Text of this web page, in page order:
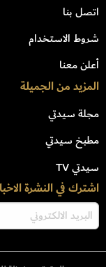
اتصل بنا
شروط الاستخدام
أعلن معنا
المزيد من الجميلة
مجلة سيدتي
مطبخ سيدتي
سيدتي TV
اشترك في النشرة